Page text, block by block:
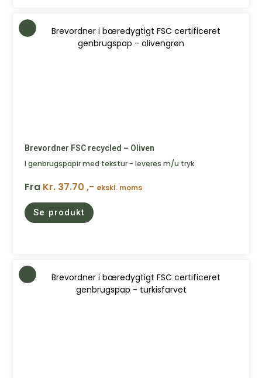
Brevordner FSC recycled – Oliven
I genbrugspapir med tekstur - leveres m/u tryk
Fra Kr. 37.70 ,- ekskl. moms
Se produkt